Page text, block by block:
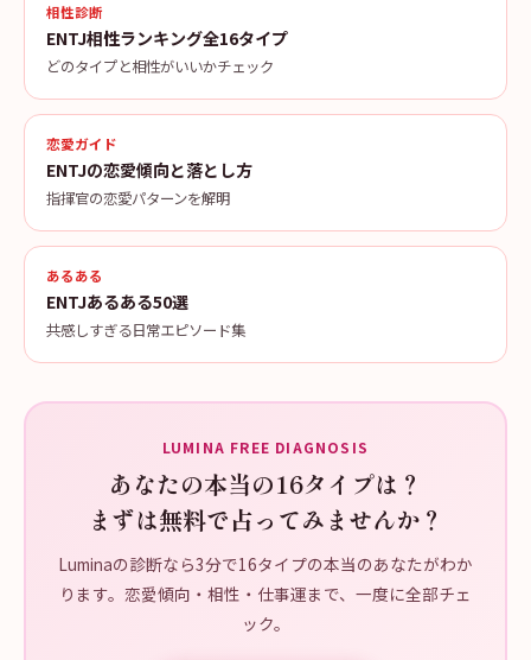
相性診断
ENTJ相性ランキング全16タイプ
どのタイプと相性がいいかチェック
恋愛ガイド
ENTJの恋愛傾向と落とし方
指揮官の恋愛パターンを解明
あるある
ENTJあるある50選
共感しすぎる日常エピソード集
LUMINA FREE DIAGNOSIS
あなたの本当の16タイプは？
まずは無料で占ってみませんか？
Luminaの診断なら3分で16タイプの本当のあなたがわか
ります。恋愛傾向・相性・仕事運まで、一度に全部チェ
ック。